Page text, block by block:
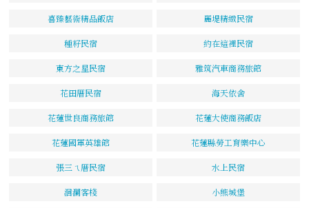
喜臻藝術精品飯店 麗堤精緻民宿
種籽民宿 約在這裡民宿
東方之星民宿 雅筑汽車商務旅館
花田厝民宿 海天依舍
花蓮世良商務旅館 花蓮大使商務飯店
花蓮國軍英雄館 花蓮縣勞工育樂中心
張三ㄟ厝民宿 水上民宿
洄瀾客棧 小熊城堡